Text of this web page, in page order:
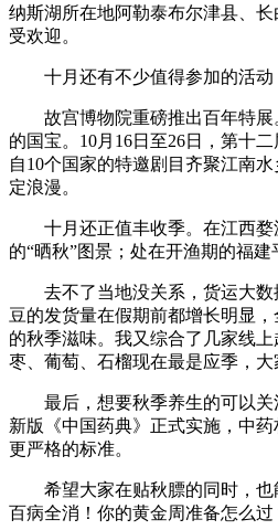
纳斯湖所在地阿勒泰布尔津县、
受欢迎。
十月还有不少值得参加的活动
故宫博物院重磅推出百年特展
的国宝。10月16日至26日，第十
自10个国家的特邀剧目齐聚江南
定浪漫。
十月还正值丰收季。在江西婺
的“晒秋”图景；处在开渔期的福建
去不了当地没关系，货运大数
豆的发货量在假期前都增长明显
的秋季滋味。我又综合了几家线
枣、葡萄、石榴现在最是应季，大
最后，想要秋季养生的可以关
新版《中国药典》正式实施，中
更严格的标准。
希望大家在贴秋膘的同时，也
百病全消！你的黄金周准备怎么过